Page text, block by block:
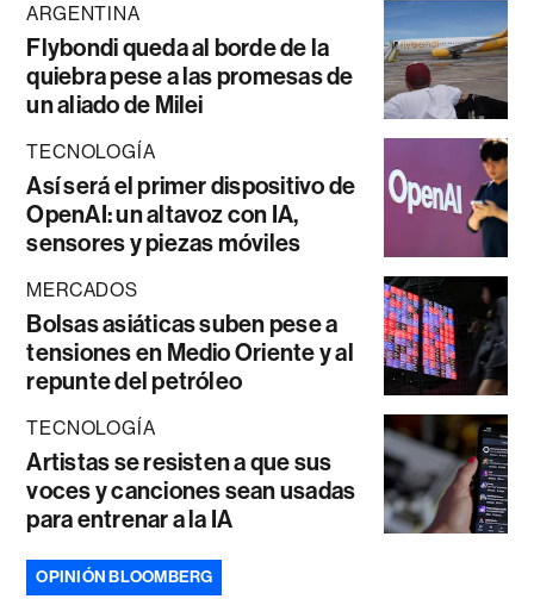
ARGENTINA
Flybondi queda al borde de la
quiebra pese a las promesas de
un aliado de Milei
TECNOLOGÍA
Así será el primer dispositivo de
OpenAI: un altavoz con IA,
sensores y piezas móviles
MERCADOS
Bolsas asiáticas suben pese a
tensiones en Medio Oriente y al
repunte del petróleo
TECNOLOGÍA
Artistas se resisten a que sus
voces y canciones sean usadas
para entrenar a la IA
OPINIÓN BLOOMBERG